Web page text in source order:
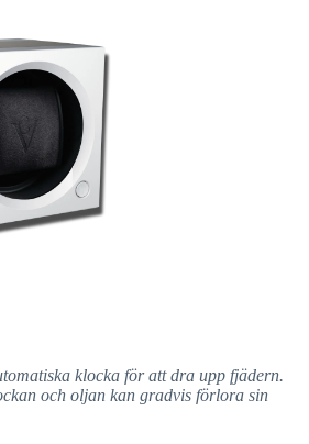
klocka för att dra upp fjädern.
och oljan kan gradvis förlora sin